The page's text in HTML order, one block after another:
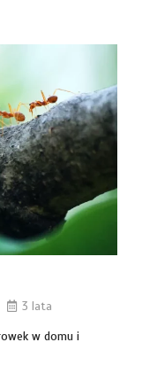
3 lata
w domu i